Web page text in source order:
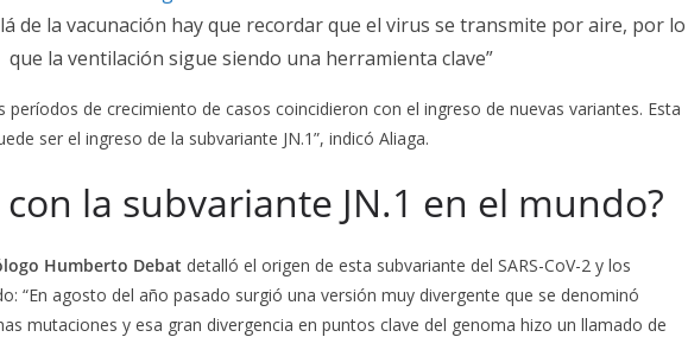
de la vacunación hay que recordar que el virus se transmite por aire, por lo
que la ventilación sigue siendo una herramienta clave”
períodos de crecimiento de casos coincidieron con el ingreso de nuevas variantes. Esta
ser el ingreso de la subvariante JN.1”, indicó Aliaga.
con la subvariante JN.1 en el mundo?
Humberto Debat detalló el origen de esta subvariante del SARS-CoV-2 y los
“En agosto del año pasado surgió una versión muy divergente que se denominó
mutaciones y esa gran divergencia en puntos clave del genoma hizo un llamado de